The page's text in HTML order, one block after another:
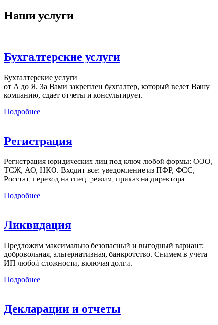
Наши услуги
Бухгалтерские услуги
Бухгалтерские услуги
от А до Я. За Вами закреплен бухгалтер, который ведет Вашу
компанию, сдает отчеты и консультирует.
Подробнее
Регистрация
Регистрация юридических лиц под ключ любой формы: ООО,
ТСЖ, АО, НКО. Входит все: уведомление из ПФР, ФСС,
Росстат, переход на спец. режим, приказ на директора.
Подробнее
Ликвидация
Предложим максимально безопасный и выгодный вариант:
добровольная, альтернативная, банкротство. Снимем в учета
ИП любой сложности, включая долги.
Подробнее
Декларации и отчеты